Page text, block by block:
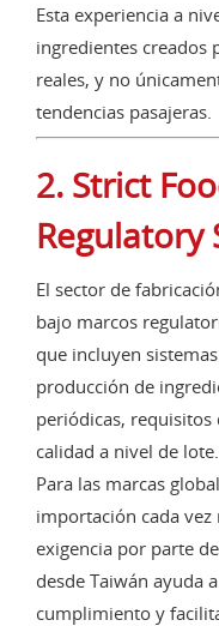
Esta experiencia a
ingredientes creados
reales, y no
tendencias pasajeras.
2. Strict
Regulatory
El sector de
bajo marcos
que incluyen
producción de
periódicas,
calidad a nivel de lote.
Para las marcas
importación cada
exigencia por parte
desde Taiwán ayuda
cumplimiento y